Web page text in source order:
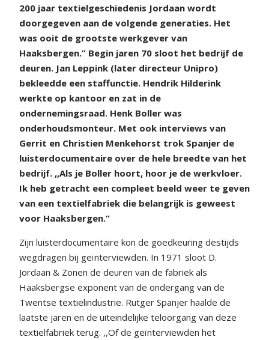
200 jaar textielgeschiedenis Jordaan wordt
doorgegeven aan de volgende generaties. Het
was ooit de grootste werkgever van
Haaksbergen.” Begin jaren 70 sloot het bedrijf de
deuren. Jan Leppink (later directeur Unipro)
bekleedde een staffunctie. Hendrik Hilderink
werkte op kantoor en zat in de
ondernemingsraad. Henk Boller was
onderhoudsmonteur. Met ook interviews van
Gerrit en Christien Menkehorst trok Spanjer de
luisterdocumentaire over de hele breedte van het
bedrijf. ,,Als je Boller hoort, hoor je de werkvloer.
Ik heb getracht een compleet beeld weer te geven
van een textielfabriek die belangrijk is geweest
voor Haaksbergen.”
Zijn luisterdocumentaire kon de goedkeuring destijds
wegdragen bij geïnterviewden. In 1971 sloot D.
Jordaan & Zonen de deuren van de fabriek als
Haaksbergse exponent van de ondergang van de
Twentse textielindustrie. Rutger Spanjer haalde de
laatste jaren en de uiteindelijke teloorgang van deze
textielfabriek terug. ,,Of de geïnterviewden het